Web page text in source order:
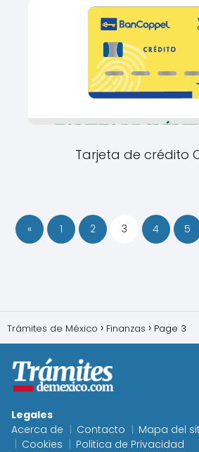
Tarjeta de crédito
« 1 2 3 4 5
Trámites de México Finanzas Page 3
Legales
Acerca de
Contacto Mapa del
Cookies
Politica de Privacidad